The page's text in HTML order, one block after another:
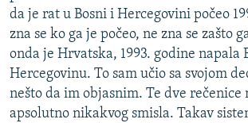
da je rat u Bosni i Hercegovini počeo
zna se ko ga je počeo, ne zna se zašto
onda je Hrvatska, 1993. godine napala
Hercegovinu. To sam učio sa svojom
nešto da im objasnim. Te dve rečenice
apsolutno nikakvog smisla. Takav